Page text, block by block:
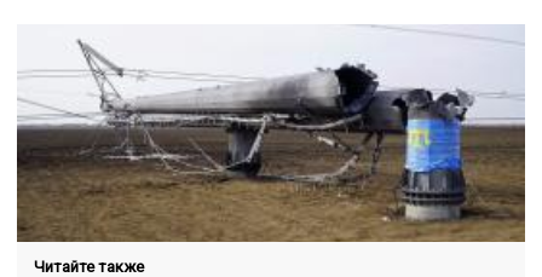
Читайте также